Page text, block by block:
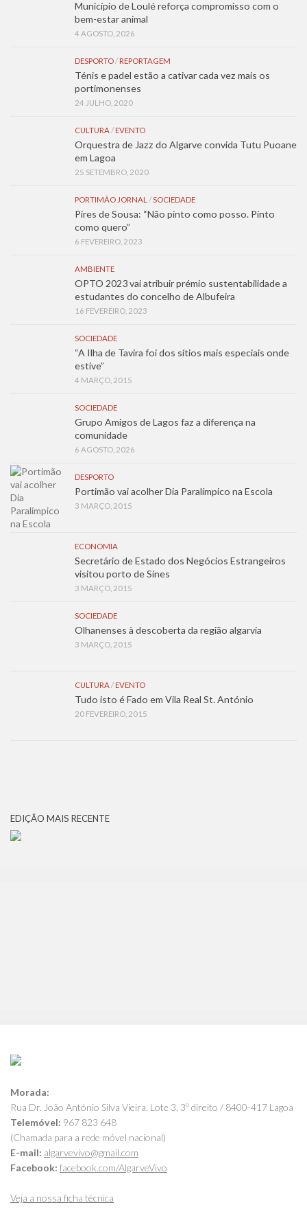
Município de Loulé reforça compromisso com o
bem-estar animal
4 AGOSTO, 2026
DESPORTO/ REPORTAGEM
Ténis e padel estão a cativar cada vez mais os
portimonenses
24 JULHO, 2020
CULTURA/ EVENTO
Orquestra de Jazz do Algarve convida Tutu Puoane
em Lagoa
25 SETEMBRO, 2020
PORTIMÃO JORNAL /SOCIEDADE
Pires de Sousa: “Não pinto como posso. Pinto
como quero”
6 FEVEREIRO, 2023
AMBIENTE
OPTO 2023 vai atribuir prémio sustentabilidade a
estudantes do concelho de Albufeira
16 FEVEREIRO, 2023
SOCIEDADE
“A Ilha de Tavira foi dos sítios mais especiais onde
estive”
4 MARÇO, 2015
SOCIEDADE
Grupo Amigos de Lagos faz a diferença na
comunidade
6 AGOSTO, 2026
DESPORTO
Portimão vai acolher Dia Paralímpico na Escola
3 MARÇO, 2015
ECONOMIA
Secretário de Estado dos Negócios Estrangeiros
visitou porto de Sines
3 MARÇO, 2015
SOCIEDADE
Olhanenses à descoberta da região algarvia
3 MARÇO, 2015
CULTURA/ EVENTO
Tudo isto é Fado em Vila Real St. António
20 FEVEREIRO, 2015
EDIÇÃO MAIS RECENTE
Morada:
Rua Dr. João António Silva Vieira, Lote 3, 3º direito / 8400-417 Lagoa
Telemóvel: 967 823 648
(Chamada para a rede móvel nacional)
E-mail: algarvevivo@gmail.com
Facebook: facebook.com/AlgarveVivo
Veja a nossa ficha técnica